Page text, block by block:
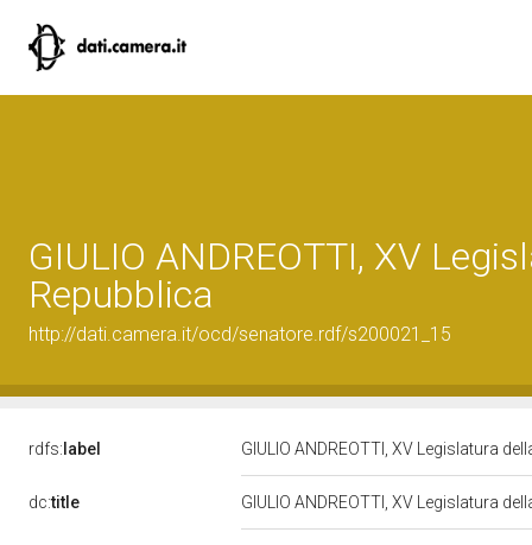
GIULIO ANDREOTTI, XV
Repubblica
http://dati.camera.it/ocd/senatore.rdf/s200021_15
rdfs: label GIULIO ANDREOTTI, XV Legislatura
dc:title GIULIO ANDREOTTI, XV Legislatura